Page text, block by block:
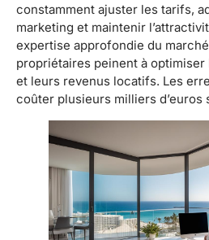
constamment ajuster les tarifs,
marketing et maintenir
expertise approfondie du
propriétaires peinent à optimiser
et leurs revenus locatifs. Les
coûter plusieurs milliers d’euros